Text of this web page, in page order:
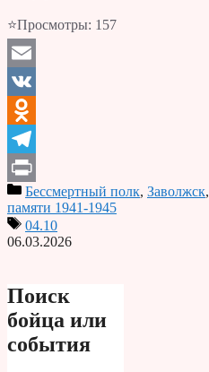
⭐Просмотры: 157
Email
VK
Odnoklassniki
Telegram
PrintБессмертный полк, Заволжск,
памяти 1941-1945
04.10
06.03.2026
Поиск
бойца или
события